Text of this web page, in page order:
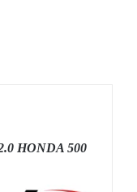
HONDA 500